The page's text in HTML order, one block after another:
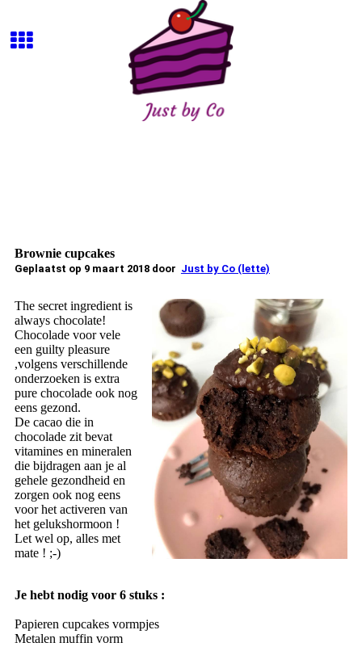
Brownie cupcakes
Geplaatst op 9 maart 2018 door Just by Co (lette)
The secret ingredient is
always chocolate!
Chocolade voor vele
een guilty pleasure
,volgens verschillende
onderzoeken is extra
pure chocolade ook nog
eens gezond.
De cacao die in
chocolade zit bevat
vitamines en mineralen
die bijdragen aan je al
gehele gezondheid en
zorgen ook nog eens
voor het activeren van
het gelukshormoon !
Let wel op, alles met
mate ! ;-)
Je hebt nodig voor 6 stuks :
Papieren cupcakes vormpjes
Metalen muffin vorm